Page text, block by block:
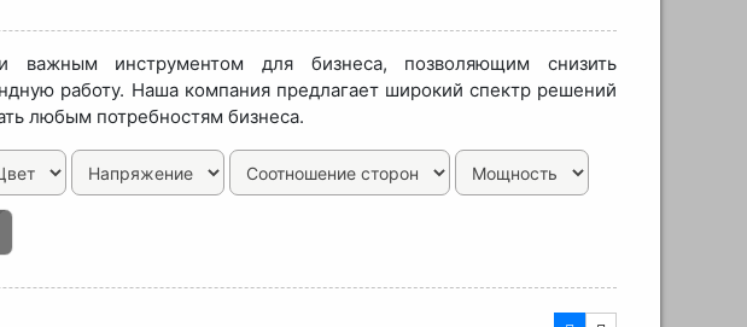
важным инструментом для бизнеса, позволяющим снизить
работу. Наша компания предлагает широкий спектр решений
любым потребностям бизнеса.